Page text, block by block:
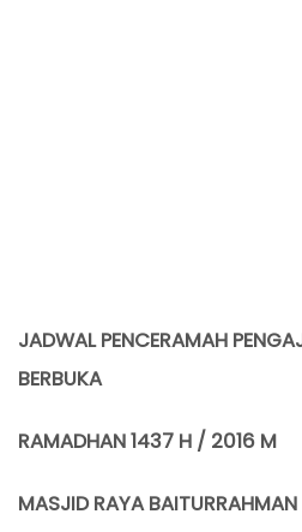
JADWAL PENCERAMAH
BERBUKA
RAMADHAN 1437 H / 2016 M
MASJID RAYA